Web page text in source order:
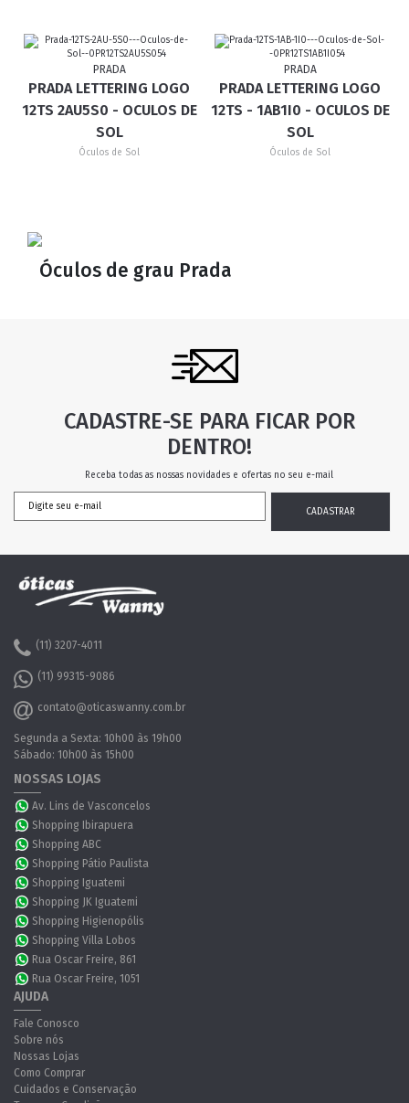
PRADA
PRADA LETTERING LOGO
12TS 2AU5S0 - OCULOS DE
SOL
Óculos de Sol
PRADA
PRADA LETTERING LOGO
12TS - 1AB1I0 - OCULOS DE
SOL
Óculos de Sol
Óculos de grau Prada
CADASTRE-SE PARA FICAR POR
DENTRO!
Receba todas as nossas novidades e ofertas no seu e-mail
(11) 3207-4011
(11) 99315-9086
contato@oticaswanny.com.br
Segunda a Sexta: 10h00 às 19h00
Sábado: 10h00 às 15h00
NOSSAS LOJAS
Av. Lins de Vasconcelos
Shopping Ibirapuera
Shopping ABC
Shopping Pátio Paulista
Shopping Iguatemi
Shopping JK Iguatemi
Shopping Higienopólis
Shopping Villa Lobos
Rua Oscar Freire, 861
Rua Oscar Freire, 1051
AJUDA
Fale Conosco
Sobre nós
Nossas Lojas
Como Comprar
Cuidados e Conservação